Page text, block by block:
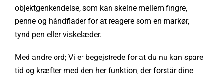
objektgenkendelse, som kan skelne mellem fingre,
penne og håndflader for at reagere som en markør,
tynd pen eller viskelæder.
Med andre ord; Vi er begejstrede for at du nu kan spare
tid og kræfter med den her funktion, der forstår dine